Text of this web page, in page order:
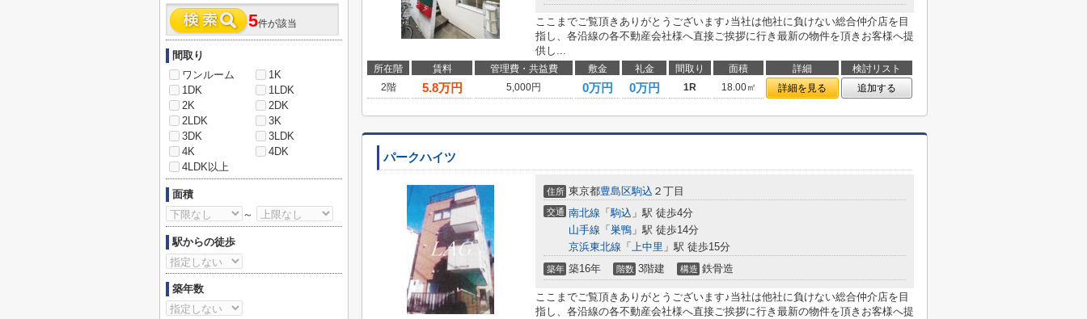
ここまでご覧頂きありがとうございます♪当社は他社に負けない総合仲介店を目
指し、各沿線の各不動産会社様へ直接ご挨拶に行き最新の物件を頂きお客様へ提
供し...
所在階 賃料 管理費・共益費 敷金 礼金 間取り 面積 詳細
検討リスト
2階
5.8万円 5,000円 0万円 0万円 1R 18.00㎡ 詳細を見る 追加する
パークハイツ
住所 東京都豊島区駒込 ２丁目
交通 南北線 「駒込 」駅 徒歩4分
山手線 「 巣鴨 」駅 徒歩14分
京浜東北線 「 上中里 」駅 徒歩15分
築年 築16年 階数 3階建 構造 鉄骨造
ここまでご覧頂きありがとうございます♪当社は他社に負けない総合仲介店を目
指し、各沿線の各不動産会社様へ直接ご挨拶に行き最新の物件を頂きお客様へ提
5件が該当
間取り
ワンルーム
1K
1DK
1LDK
2K
2DK
2LDK
3K
3DK
3LDK
4K
4DK
4LDK以上
面積
～
駅からの徒歩
築年数